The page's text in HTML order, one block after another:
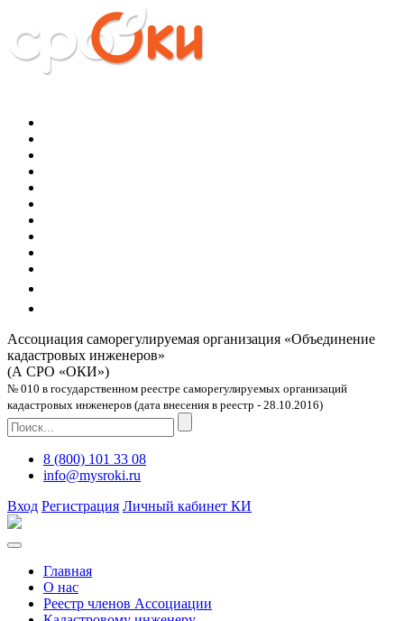
Ассоциация саморегулируемая организация «Объединение
кадастровых инженеров»
(А СРО «ОКИ»)
№ 010 в государственном реестре саморегулируемых организаций
кадастровых инженеров (дата внесения в реестр - 28.10.2016)
8 (800) 101 33 08
info@mysroki.ru
Вход Регистрация Личный кабинет КИ
Главная
О нас
Реестр членов Ассоциации